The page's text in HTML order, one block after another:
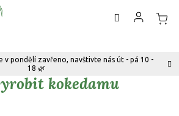
v pondělí zavřeno, navštivte nás út - pá 10 -
18 🌿
kokedamu